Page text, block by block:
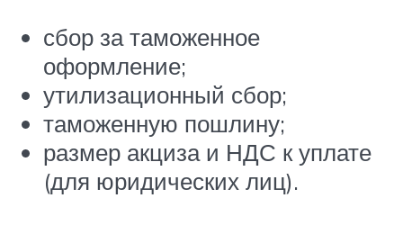
сбор за таможенное
оформление;
утилизационный сбор;
таможенную пошлину;
размер акциза и НДС к уплате
(для юридических лиц).